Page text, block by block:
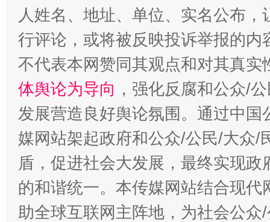
人姓名、地址、单位、实名公布
行评论，或将被反映投诉举报的
不代表本网赞同其观点和对其真实
体舆论为导向 ，强化反腐和公众/
发展营造良好舆论氛围。通过中
媒网站架起政府和公众/公民/大众/
盾，促进社会大发展，最终实现
的和谐统一。本传媒网站结合现
助全球互联网主阵地，为社会公